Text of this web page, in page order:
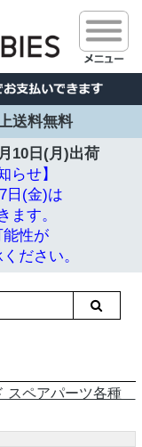
送料無料
10日(月)出荷
らせ】
日(金)は
ます。
能性が
ださい。
スペアパーツ各種